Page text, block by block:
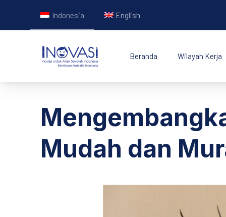
Indonesia English
INOVASI - Untuk
Beranda Wilayah Kerja
Mudah dan